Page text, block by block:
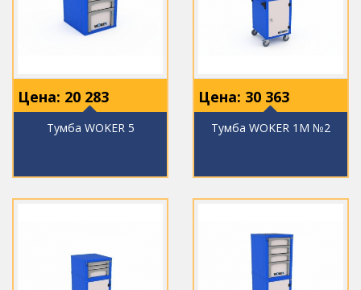
Цена: 20 283
Тумба WOKER 5
Цена: 30 363
Тумба WOKER 1M №2